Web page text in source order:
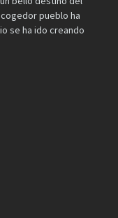
pueblo ha
se ha ido creando